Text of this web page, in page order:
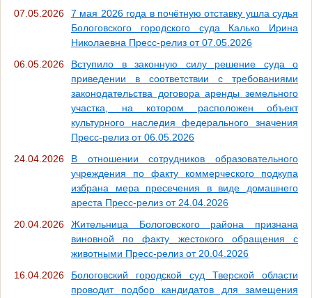
07.05.2026
7 мая 2026 года в почётную отставку ушла судья
Бологовского городского суда Калько Ирина
Николаевна Пресс-релиз от 07.05.2026
06.05.2026
Вступило в законную силу решение суда о
приведении в соответствии с требованиями
законодательства договора аренды земельного
участка, на котором расположен объект
культурного наследия федерального значения
Пресс-релиз от 06.05.2026
24.04.2026
В отношении сотрудников образовательного
учреждения по факту коммерческого подкупа
избрана мера пресечения в виде домашнего
ареста Пресс-релиз от 24.04.2026
20.04.2026
Жительница Бологовского района признана
виновной по факту жестокого обращения с
животными Пресс-релиз от 20.04.2026
16.04.2026
Бологовский городской суд Тверской области
проводит подбор кандидатов для замещения